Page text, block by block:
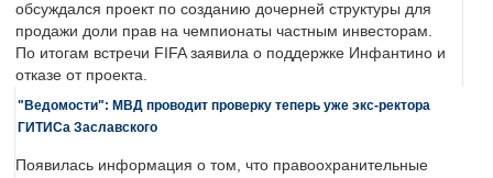
обсуждался проект по созданию дочерней структуры для
продажи доли прав на чемпионаты частным инвесторам.
По итогам встречи FIFA заявила о поддержке Инфантино и
отказе от проекта.
"Ведомости": МВД проводит проверку теперь уже экс-ректора
ГИТИСа Заславского
Появилась информация о том, что правоохранительные